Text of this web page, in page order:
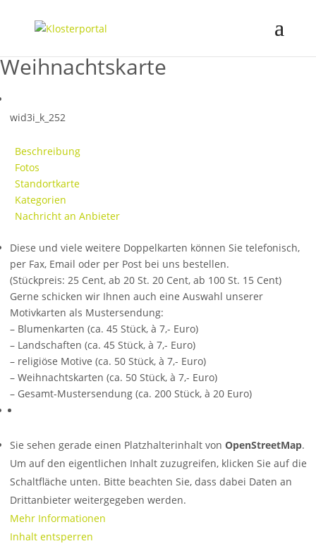
Weihnachtskarte
wid3i_k_252
Beschreibung
Fotos
Standortkarte
Kategorien
Nachricht an Anbieter
Diese und viele weitere Doppelkarten können Sie telefonisch,
per Fax, Email oder per Post bei uns bestellen.
(Stückpreis: 25 Cent, ab 20 St. 20 Cent, ab 100 St. 15 Cent)
Gerne schicken wir Ihnen auch eine Auswahl unserer
Motivkarten als Mustersendung:
– Blumenkarten (ca. 45 Stück, à 7,- Euro)
– Landschaften (ca. 45 Stück, à 7,- Euro)
– religiöse Motive (ca. 50 Stück, à 7,- Euro)
– Weihnachtskarten (ca. 50 Stück, à 7,- Euro)
– Gesamt-Mustersendung (ca. 200 Stück, à 20 Euro)
Sie sehen gerade einen Platzhalterinhalt von OpenStreetMap.
Um auf den eigentlichen Inhalt zuzugreifen, klicken Sie auf die
Schaltfläche unten. Bitte beachten Sie, dass dabei Daten an
Drittanbieter weitergegeben werden.
Mehr Informationen
Inhalt entsperren